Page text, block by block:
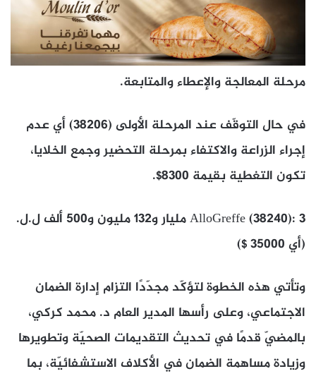
مرحلة المعالجة والإعطاء والمتابعة.
في حال التوقّف عند المرحلة الأولى (38206) أي عدم
إجراء الزراعة والاكتفاء بمرحلة التحضير وجمع الخلايا،
تكون التغطية بقيمة 8300$.
AlloGreffe (38240): 3 مليار و132 مليون و500 ألف ل.ل.
(أي 35000 $)
وتأتي هذه الخطوة لتؤكّد مجدّدًا التزام إدارة الضمان
الاجتماعي، وعلى رأسها المدير العام د. محمد كركي،
بالمضيّ قدمًا في تحديث التقديمات الصحيّة وتطويرها
وزيادة مساهمة الضمان في الأكلاف الاستشفائيّة، بما